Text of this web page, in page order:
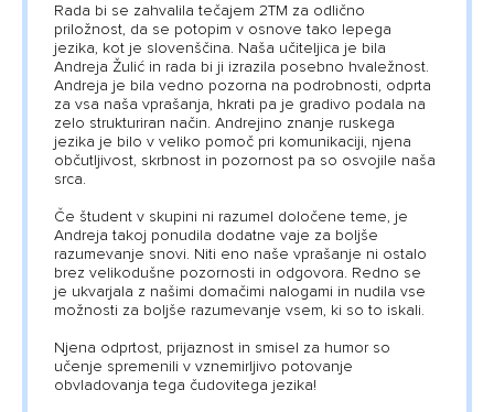
Rada bi se zahvalila tečajem 2TM za odlično
priložnost, da se potopim v osnove tako lepega
jezika, kot je slovenščina. Naša učiteljica je bila
Andreja Žulić in rada bi ji izrazila posebno hvaležnost.
Andreja je bila vedno pozorna na podrobnosti, odprta
za vsa naša vprašanja, hkrati pa je gradivo podala na
zelo strukturiran način. Andrejino znanje ruskega
jezika je bilo v veliko pomoč pri komunikaciji, njena
občutljivost, skrbnost in pozornost pa so osvojile naša
srca.
Če študent v skupini ni razumel določene teme, je
Andreja takoj ponudila dodatne vaje za boljše
razumevanje snovi. Niti eno naše vprašanje ni ostalo
brez velikodušne pozornosti in odgovora. Redno se
je ukvarjala z našimi domačimi nalogami in nudila vse
možnosti za boljše razumevanje vsem, ki so to iskali.
Njena odprtost, prijaznost in smisel za humor so
učenje spremenili v vznemirljivo potovanje
obvladovanja tega čudovitega jezika!